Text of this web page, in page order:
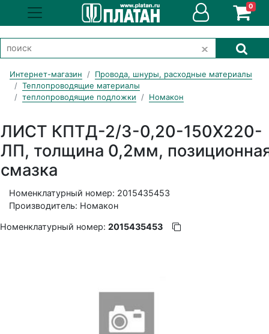
0
Интернет-магазин
Провода, шнуры, расходные материалы
Теплопроводящие материалы
теплопроводящие подложки
Номакон
ЛИСТ КПТД-2/3-0,20-150Х220-
ЛП, толщина 0,2мм,
смазка
Номенклатурный номер: 2015435453
Производитель: Номакон
Номенклатурный номер: 2015435453